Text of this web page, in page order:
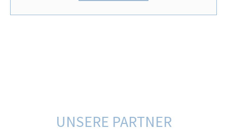
UNSERE PARTNER